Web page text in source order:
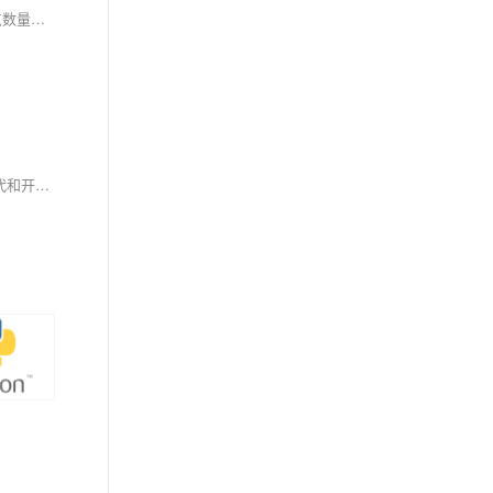
本程序基于ECC（椭圆曲线密码学）簇内分组密钥管理算法，对无线传感器网络（WSN）进行MATLAB性能仿真。通过对比网络通信开销、存活节点数量、网络能耗及数据通信量四个关键指标，验证算法的高效性和安全性。程序在MATLAB 2022A版本下运行，结果无水印展示。算法通过将WSN划分为多个簇，利用ECC生成和分发密钥，降低计算与通信成本，适用于资源受限的传感器网络场景，确保数据保密性和完整性。
华中科技大学研究团队提出了一种名为UniSeg3D的创新算法，该算法通过一次推理即可完成六大3D点云分割任务（全景、语义、实例、交互式、指代和开放词汇分割），并基于Transformer架构实现任务间知识共享与互惠。实验表明，UniSeg3D在多个基准数据集上超越现有SOTA方法，为3D场景理解提供了全新统一框架。然而，模型较大可能限制实际部署。